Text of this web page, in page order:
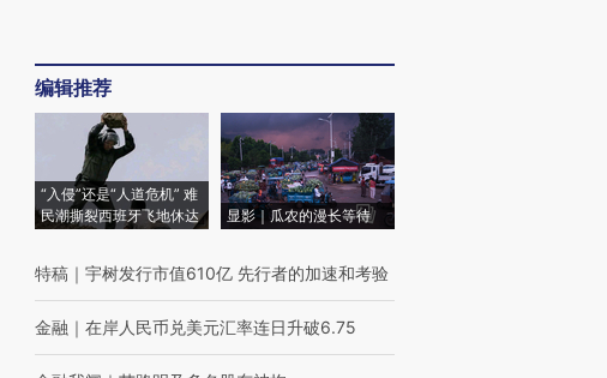
编辑推荐
“入侵”还是“人道危机” 难
民潮撕裂西班牙飞地休达
显影｜瓜农的漫长等待
特稿 ｜ 宇树发行市值610亿 先行者的加速和考验
金融 ｜ 在岸人民币兑美元汇率连日升破6.75